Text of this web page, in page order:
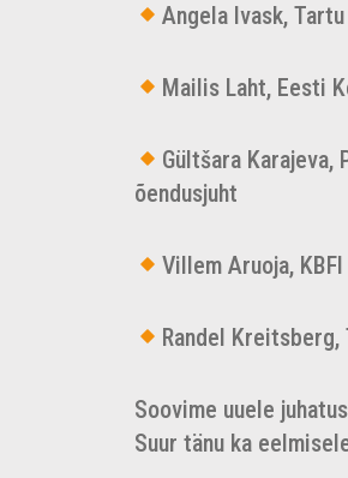
Angela Ivask,
Mailis Laht, Eesti
Gültšara Karajeva,
õendusjuht
Villem Aruoja,
Randel
Soovime uuele
Suur tänu ka